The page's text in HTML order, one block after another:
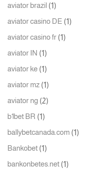
aviator brazil (1)
aviator casino DE (1)
aviator casino fr (1)
aviator IN (1)
aviator ke (1)
aviator mz (1)
aviator ng (2)
b1bet BR (1)
ballybetcanada.com (1)
Bankobet (1)
bankonbetes.net (1)